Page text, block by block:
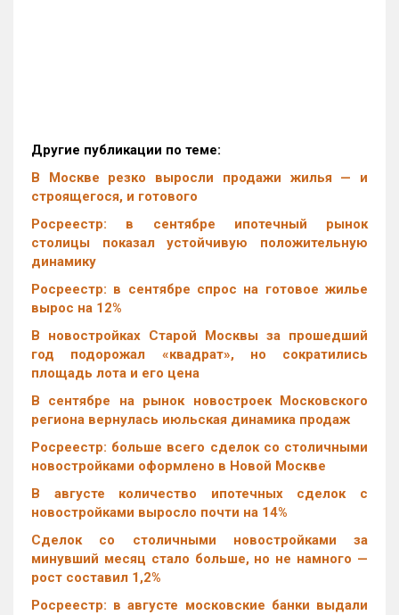
Другие публикации по теме:
В Москве резко выросли продажи жилья — и
строящегося, и готового
Росреестр: в сентябре ипотечный рынок
столицы показал устойчивую положительную
динамику
Росреестр: в сентябре спрос на готовое жилье
вырос на 12%
В новостройках Старой Москвы за прошедший
год подорожал «квадрат», но сократились
площадь лота и его цена
В сентябре на рынок новостроек Московского
региона вернулась июльская динамика продаж
Росреестр: больше всего сделок со столичными
новостройками оформлено в Новой Москве
В августе количество ипотечных сделок с
новостройками выросло почти на 14%
Cделок со столичными новостройками за
минувший месяц стало больше, но не намного —
рост составил 1,2%
Росреестр: в августе московские банки выдали